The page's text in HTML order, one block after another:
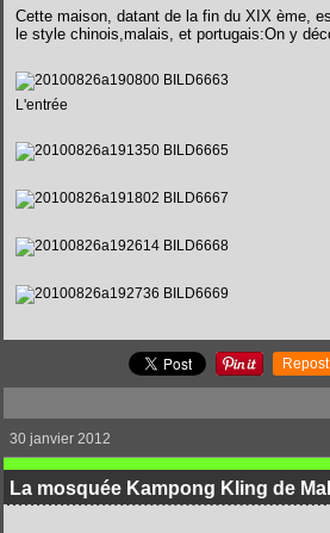
Cette maison, datant de la fin du XIX ème,
le style chinois,malais, et portugais:On y
L'entrée
Repost
30 janvier 2012
La mosquée Kampong Kling de